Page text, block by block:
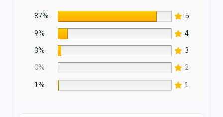
5
87%
4
9%
3
3%
2
0%
1
1%